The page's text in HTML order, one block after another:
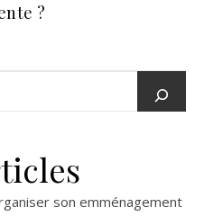
?
son emménagement